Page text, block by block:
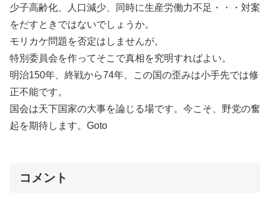
少子高齢化、人口減少、同時に生産労働力不足・・・対案
をだすときではないでしょうか。
モリカケ問題を否定はしませんが。
特別委員会を作ってそこで真相を究明すればよい。
明治150年、終戦から74年、この国の歪みは小手先では修
正不能です。
国会は天下国家の大事を論じる場です。今こそ、野党の奮
起を期待します。Goto
コメント